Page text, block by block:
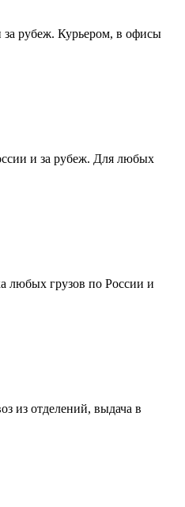
рубеж. Курьером, в офисы
и за рубеж. Для любых
любых грузов по России и
из отделений, выдача в